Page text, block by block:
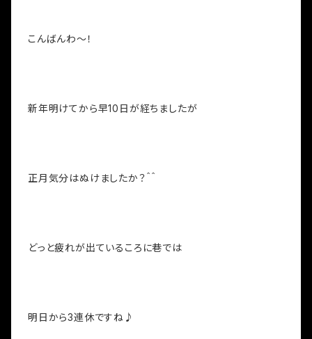
こんばんわ～！
新年明けてから早10日が経ちましたが
正月気分はぬけましたか？＾＾
どっと疲れが出ているころに巷では
明日から3連休ですね♪